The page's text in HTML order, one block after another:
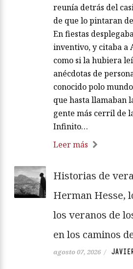
reunía detrás del
de que lo pintaran
En fiestas
inventivo, y citaba a
como si la hubiera
anécdotas de
conocido polo
que hasta llamaban
gente más cerril de
Infinito…
Leer más
Historias de
Herman Hesse,
los veranos de
en los caminos
agosto 07, 2026 /